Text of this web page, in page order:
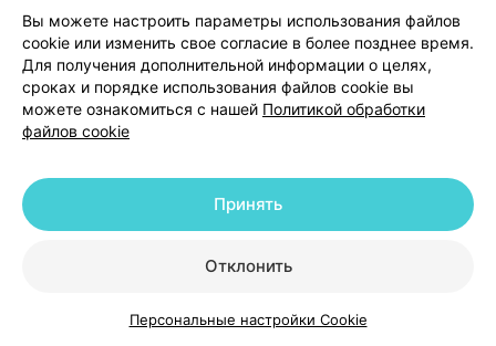
КаталогКорзинаИзбранноеПрофиль
кетопрофеном;
детям до 18 лет;
гиперчувствительность к активному веществу или
любому из вспомогательных веществ (см. раздел
Кроме того, препарат Трайкор® не следует
арахисовое масло, соевый лецитин или его
гиперчувствительности.
Вы можете настроить параметры использования файлов
cookie или изменить свое согласие в более позднее время.
Для получения дополнительной информации о целях,
сроках и порядке использования файлов cookie вы
можете ознакомиться с нашей Политикой обработки
файлов cookie
Отклонить
Принять
Персональные настройки Cookie